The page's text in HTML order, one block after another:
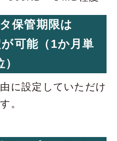
保管期限は
可能（1か月単
に設定していただけ
。